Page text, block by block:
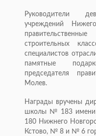
Руководители
учреждений
строительных
специалистов
памятные
председателя
Молев.
Награды вручены
школы № 183 имени
180 Нижнего
Кстово, № 8 и № 6